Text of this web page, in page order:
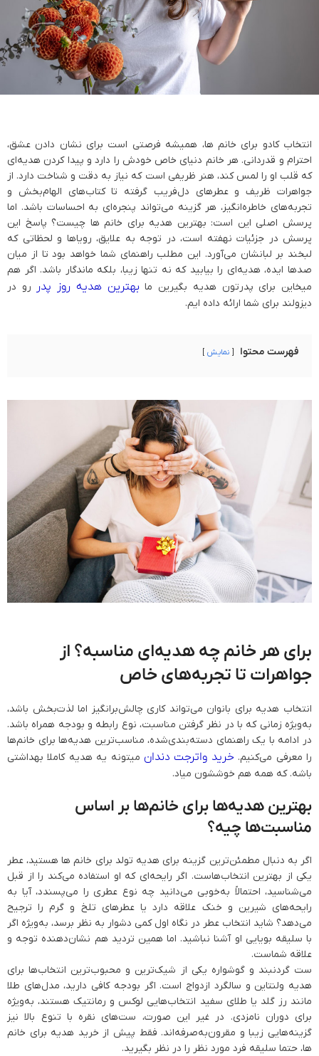
انتخاب کادو برای خانم ‌ها، همیشه فرصتی است برای نشان دادن عشق،
احترام و قدردانی. هر خانم دنیای خاص خودش را دارد و پیدا کردن هدیه‌ای
که قلب او را لمس کند، هنر ظریفی است که نیاز به دقت و شناخت دارد. از
جواهرات ظریف و عطرهای دل‌فریب گرفته تا کتاب‌های الهام‌بخش و
تجربه‌های خاطره‌انگیز، هر گزینه می‌تواند پنجره‌ای به احساسات باشد. اما
پرسش اصلی این است: بهترین هدیه برای خانم ‌ها چیست؟ پاسخ این
پرسش در جزئیات نهفته است، در توجه به علایق، رویاها و لحظاتی که
لبخند بر لبانشان می‌آورد. این مطلب راهنمای شما خواهد بود تا از میان
صدها ایده، هدیه‌ای را بیابید که نه تنها زیبا، بلکه ماندگار باشد. اگر هم
میخاین برای پدرتون هدیه بگیرین مابهترین هدیه روز پدر
رو در
دیزولند برای شما ارائه داده ایم.
فهرست محتوا نمایش
برای هر خانم چه هدیه‌ای مناسبه؟ از
جواهرات تا تجربه‌های خاص
انتخاب هدیه برای بانوان می‌تواند کاری چالش‌برانگیز اما لذت‌بخش باشد،
به‌ویژه زمانی که با در نظر گرفتن مناسبت، نوع رابطه و بودجه همراه باشد.
در ادامه با یک راهنمای دسته‌بندی‌شده، مناسب‌ترین هدیه‌ها برای خانم‌ها
را معرفی می‌کنیم.خرید واترجت دندان میتونه یه هدیه کاملا بهداشتی
باشه. که همه هم خوششون میاد.
بهترین هدیه‌ها برای خانم‌ها بر اساس
مناسبت‌ها چیه؟
اگر به دنبال مطمئن‌ترین گزینه برای هدیه تولد برای خانم‌ ها هستید، عطر
یکی از بهترین انتخاب‌هاست. اگر رایحه‌ای که او استفاده می‌کند را از قبل
می‌شناسید، احتمالاً به‌خوبی می‌دانید چه نوع عطری را می‌پسندد، آیا به
رایحه‌های شیرین و خنک علاقه دارد یا عطرهای تلخ و گرم را ترجیح
می‌دهد؟ شاید انتخاب عطر در نگاه اول کمی دشوار به نظر برسد، به‌ویژه اگر
با سلیقه بویایی او آشنا نباشید. اما همین تردید هم نشان‌دهنده توجه و
علاقه شماست.
ست گردنبند و گوشواره یکی از شیک‌ترین و محبوب‌ترین انتخاب‌ها برای
هدیه ولنتاین و سالگرد ازدواج است. اگر بودجه کافی دارید، مدل‌های طلا
مانند رز گلد یا طلای سفید انتخاب‌هایی لوکس و رمانتیک هستند، به‌ویژه
برای دوران نامزدی. در غیر این صورت، ست‌های نقره با تنوع بالا نیز
گزینه‌هایی زیبا و مقرون‌به‌صرفه‌اند. فقط پیش از خرید هدیه برای خانم
ها، حتما سلیقه فرد مورد نظر را در نظر بگیرید.